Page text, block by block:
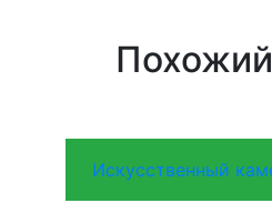
Искусственный